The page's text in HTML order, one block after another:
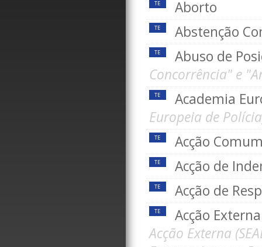
TE Aborto
TE Abstenção
TE
Abuso de
Concorrência" e
TE
Academia
Europeia de
TE Acção
TE Acção de
TE Acção de
TE
Acção
Acção Externa